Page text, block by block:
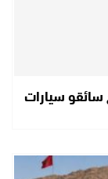
سيارات